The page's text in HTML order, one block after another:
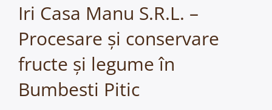
Iri Casa Manu S.R.L. –
Procesare și conservare
fructe și legume în
Bumbesti Pitic